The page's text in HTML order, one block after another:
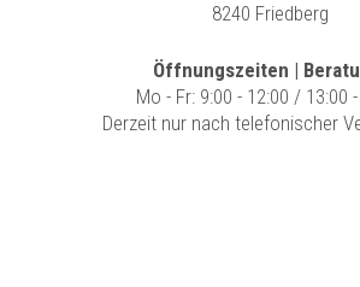
8240 Friedberg
Öffnungszeiten |
Mo - Fr: 9:00 - 12:00 / 13:00
Derzeit nur nach telefonischer